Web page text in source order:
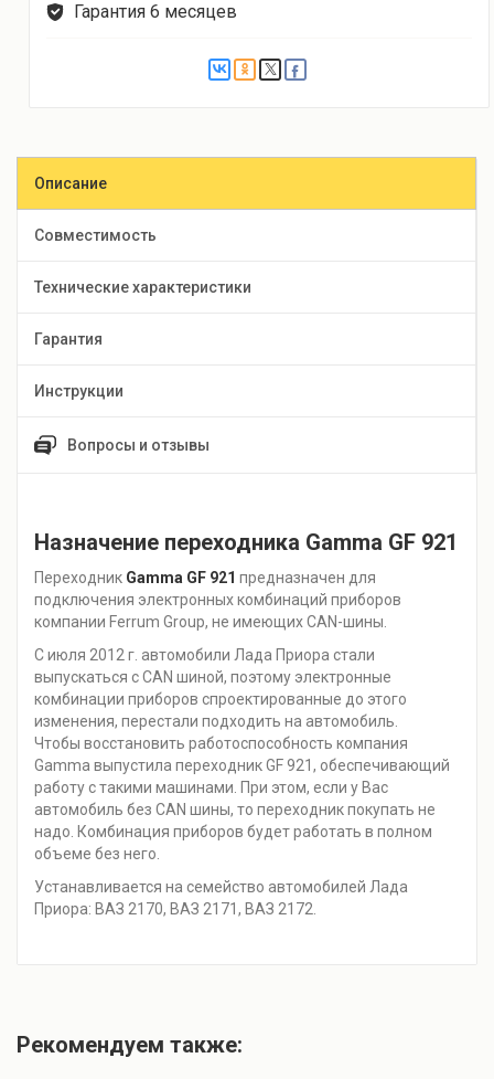
Гарантия 6 месяцев
Описание
Совместимость
Технические характеристики
Гарантия
Инструкции
Вопросы и отзывы
Назначение переходника Gamma GF 921
Переходник Gamma GF 921 предназначен для
подключения электронных комбинаций приборов
компании Ferrum Group, не имеющих CAN-шины.
С июля 2012 г. автомобили Лада Приора стали
выпускаться с CAN шиной, поэтому электронные
комбинации приборов спроектированные до этого
изменения, перестали подходить на автомобиль.
Чтобы восстановить работоспособность компания
Gamma выпустила переходник GF 921, обеспечивающий
работу с такими машинами. При этом, если у Вас
автомобиль без CAN шины, то переходник покупать не
надо. Комбинация приборов будет работать в полном
объеме без него.
Устанавливается на семейство автомобилей Лада
Приора: ВАЗ 2170, ВАЗ 2171, ВАЗ 2172.
Рекомендуем также: